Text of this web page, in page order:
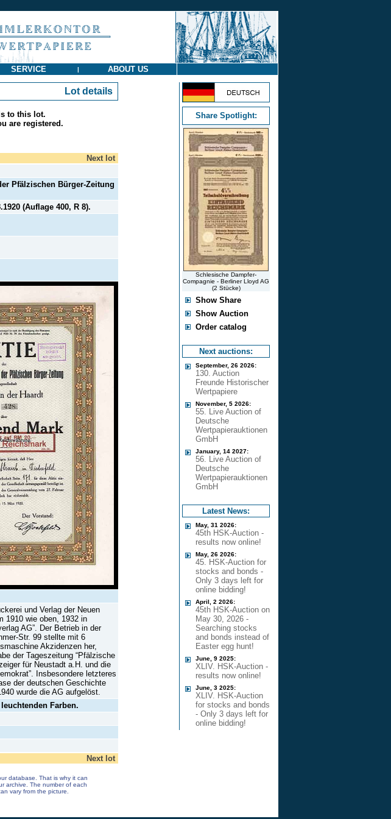
SERVICE | ABOUT US
Lot details
to this lot.
are registered.
Next lot
Pfälzischen Bürger-Zeitung
(Auflage 400, R 8).
und Verlag der Neuen
1910 wie oben, 1932 in
AG”. Der Betrieb in der
Str. 99 stellte mit 6
Akzidenzen her,
der Tageszeitung “Pfälzische
für Neustadt a.H. und die
Insbesondere letzteres
der deutschen Geschichte
wurde die AG aufgelöst.
Farben.
Next lot
database. That is why it can
archive. The number of each
vary from the picture.
Share Spotlight:
Schlesische Dampfer-
Compagnie - Berliner Lloyd AG
(2 Stücke)
Show Share
Show Auction
Order catalog
Next auctions:
September, 26 2026:
130. Auction
Freunde Historischer
Wertpapiere
November, 5 2026:
55. Live Auction of
Deutsche
Wertpapierauktionen
GmbH
January, 14 2027:
56. Live Auction of
Deutsche
Wertpapierauktionen
GmbH
Latest News:
May, 31 2026:
45th HSK-Auction -
results now online!
May, 26 2026:
45. HSK-Auction for
stocks and bonds -
Only 3 days left for
online bidding!
April, 2 2026:
45th HSK-Auction on
May 30, 2026 -
Searching stocks
and bonds instead of
Easter egg hunt!
June, 9 2025:
XLIV. HSK-Auction -
results now online!
June, 3 2025:
XLIV. HSK-Auction
for stocks and bonds
- Only 3 days left for
online bidding!